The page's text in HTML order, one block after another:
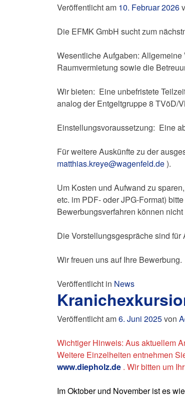
Veröffentlicht am 10. Februar 2026
Die EFMK GmbH sucht zum
Wesentliche Aufgaben:
Raumvermietung sowie die
Wir bieten: Eine unbefristete
analog der Entgeltgruppe 8 TVöD/
Einstellungsvoraussetzung: Eine
Für weitere Auskünfte zu der
matthias.kreye@wagenfeld.de).
Um Kosten und Aufwand zu
etc. im PDF- oder JPG-Format)
Bewerbungsverfahren können
Die Vorstellungsgespräche sind für
Wir freuen uns auf Ihre Bewerbung.
Veröffentlicht in News
Veröffentlicht am6. Juni 2025von
Wichtiger Hinweis: Aus aktuellem
Weitere Einzelheiten entnehmen
www.diepholz.de . Wir bitten um
Im Oktober und November ist es